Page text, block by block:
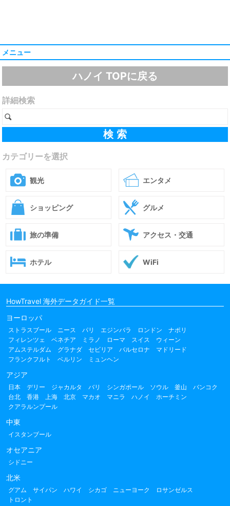
メニュー
ハノイ TOPに戻る
詳細検索
カテゴリーを選択
観光 エンタメ
ショッピング グルメ
旅の準備 アクセス・交通
ホテル WiFi
HowTravel 海外データガイド一覧
ヨーロッパ
ストラスブール ニース パリ エジンバラ ロンドン
ナポリ
フィレンツェ
ベネチア ミラノ ローマ スイス
ウィーン
アムステルダム
グラナダ セビリア バルセロナ
マドリード
フランクフルト
ベルリン ミュンヘン
アジア
日本 デリー ジャカルタ バリ シンガポール ソウル 釜山
バンコク
台北
香港 上海 北京 マカオ マニラ ハノイ
ホーチミン
クアラルンプール
中東
イスタンブール
オセアニア
シドニー
北米
グアム サイパン ハワイ シカゴ ニューヨーク
ロサンゼルス
トロント